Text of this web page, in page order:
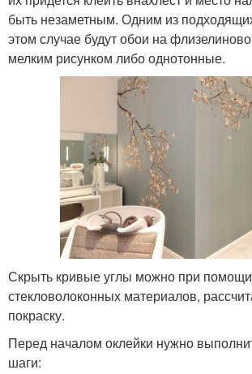
быть незаметным. Одним из
этом случае будут обои на
мелким рисунком либо однотонные.
Скрыть кривые углы можно при помощи
стекловолоконных материалов,
покраску.
Перед началом оклейки нужно
шаги: